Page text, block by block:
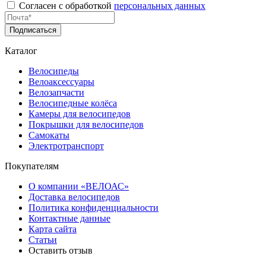
Согласен с обработкой персональных данных
Подписаться
Каталог
Велосипеды
Велоаксессуары
Велозапчасти
Велосипедные колёса
Камеры для велосипедов
Покрышки для велосипедов
Самокаты
Электротранспорт
Покупателям
О компании «ВЕЛОАС»
Доставка велосипедов
Политика конфиденциальности
Контактные данные
Карта сайта
Статьи
Оставить отзыв